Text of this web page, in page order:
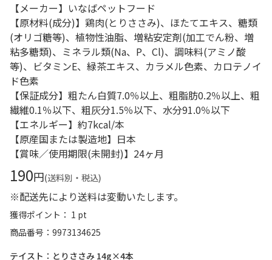
【メーカー】いなばペットフード
【原材料(成分)】鶏肉(とりささみ)、ほたてエキス、糖類
(オリゴ糖等)、植物性油脂、増粘安定剤(加工でん粉、増
粘多糖類)、ミネラル類(Na、P、Cl)、調味料(アミノ酸
等)、ビタミンE、緑茶エキス、カラメル色素、カロテノイ
ド色素
【保証成分】粗たん白質7.0％以上、粗脂肪0.2％以上、粗
繊維0.1％以下、粗灰分1.5％以下、水分91.0％以下
【エネルギー】約7kcal/本
【原産国または製造地】日本
【賞味／使用期限(未開封)】24ヶ月
190円(送料別・税込)
※配送先により送料は変動いたします。
獲得ポイント： 1 pt
商品番号
9973134625
テイスト：とりささみ 14g×4本